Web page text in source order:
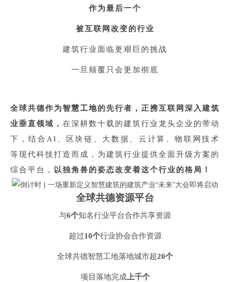
作为最后一个
被互联网改变的行业
建筑行业面临更艰巨的挑战
一旦颠覆只会更加彻底
全球共德作为智慧工地的先行者，正携互联网深入建筑
业垂直领域， 在深耕数十载的建筑行业龙头企业的带动
下，结合 AI
、区块链、大数据、云计算、物联网技术
等现代科技打造而成，为建筑行业提供全面升级方案的
综合平台，
以独角兽的姿态改变着这个行业的格局！
全球共德资源平台
与6个知名行业平台合作共享资源
超过10个行业协会合作资源
全球共德智慧工地落地城市超20个
项目落地完成上千个